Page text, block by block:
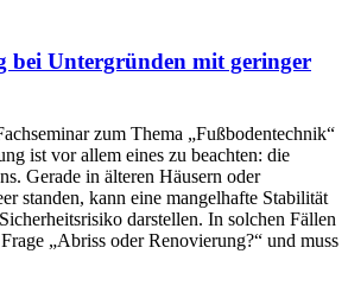
bei Untergründen mit geringer
zum Thema „Fußbodentechnik“
ist vor allem eines zu beachten: die
Gerade in älteren Häusern oder
standen, kann eine mangelhafte Stabilität
darstellen. In solchen Fällen
„Abriss oder Renovierung?“ und muss